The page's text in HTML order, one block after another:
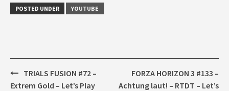
POSTED UNDER YOUTUBE
Post
navigation
TRIALS FUSION #72 –
Extrem Gold – Let’s Play
FORZA HORIZON 3 #133 –
Achtung laut! – RTDT – Let’s